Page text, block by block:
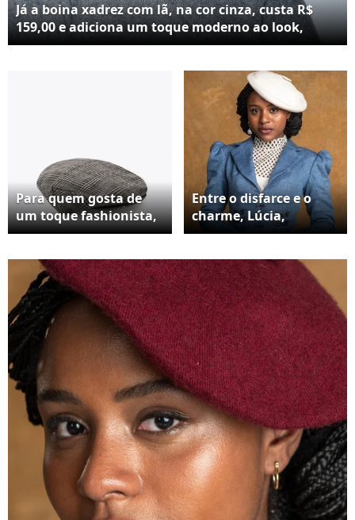
Já a boina xadrez com lã, na cor cinza, custa R$
159,00 e adiciona um toque moderno ao look,
graças à padronagem elegante e fácil de combinar
Para quem gosta de
um toque fashionista,
a versão xadrez entra
look. Ela combina
muito bem com peças
básicas, como
camiseta e calça,
ajudando a criar um
visual atual e cheio de
personalidade, sem
abrir mão do conforto
Entre o disfarce e o
charme, Lúcia,
personagem de Duda
poder da boina em
'Nobreza do Amor' e
mostra como o
acessório virou
sinônimo de
sofisticação na novela